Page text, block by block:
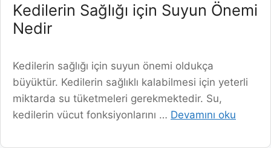
Kedilerin Sağlığı için Suyun Önemi
Nedir
Kedilerin sağlığı için suyun önemi oldukça
büyüktür. Kedilerin sağlıklı kalabilmesi için yeterli
miktarda su tüketmeleri gerekmektedir. Su,
kedilerin vücut fonksiyonlarını … Devamını oku